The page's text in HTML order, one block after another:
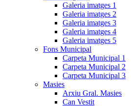
Galeria imatges 1
Galeria imatges 2
Galeria imatges 3
Galeria imatges 4
Galeria imatges 5
Fons Municipal
Carpeta Municipal 1
Carpeta Municipal 2
Carpeta Municipal 3
Masies
Arxiu Gral. Masies
Can Vestit